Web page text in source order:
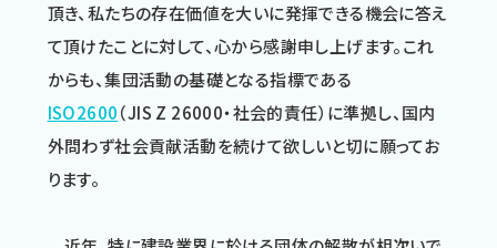
頂き、私たちの存在価値を大いに発揮できる機会に答え
て頂けたことに対して、心から感謝申し上げます。これ
からも、集団活動の基礎となる指標である
ISO2600（JIS Z 26000・社会的責任）に準拠し、国内
外問わず社会貢献活動を続けて欲しいと切に願ってお
ります。